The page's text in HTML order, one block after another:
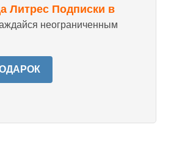
Литрес Подписки в
неограниченным